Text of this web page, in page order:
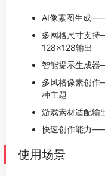
AI像素图生成
多网格尺寸支
128×128输出
智能提示生成
多风格像素创
种主题
游戏素材适配
快速创作能力
使用场景